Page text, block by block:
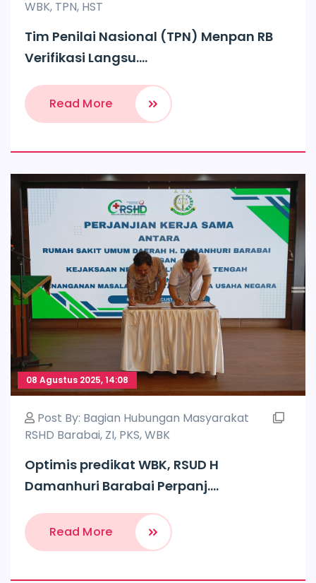
WBK, TPN, HST
Tim Penilai Nasional (TPN) Menpan RB
Verifikasi Langsu....
Read More
08 Agustus 2025, 14:08
Post By: Bagian Hubungan Masyarakat
RSHD Barabai, ZI, PKS,WBK
Optimis predikat WBK, RSUD H
Damanhuri Barabai Perpanj....
Read More